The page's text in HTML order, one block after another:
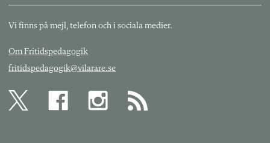
Vi finns på mejl, telefon och i sociala medier.
Om Fritidspedagogik
fritidspedagogik@vilarare.se